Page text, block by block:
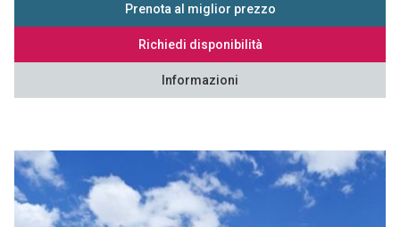
Prenota al miglior prezzo
Richiedi disponibilità
Informazioni